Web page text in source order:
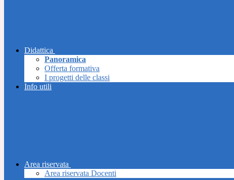
Didattica
Panoramica
Offerta formativa
I progetti delle classi
Info utili
Area riservata
Area riservata Docenti